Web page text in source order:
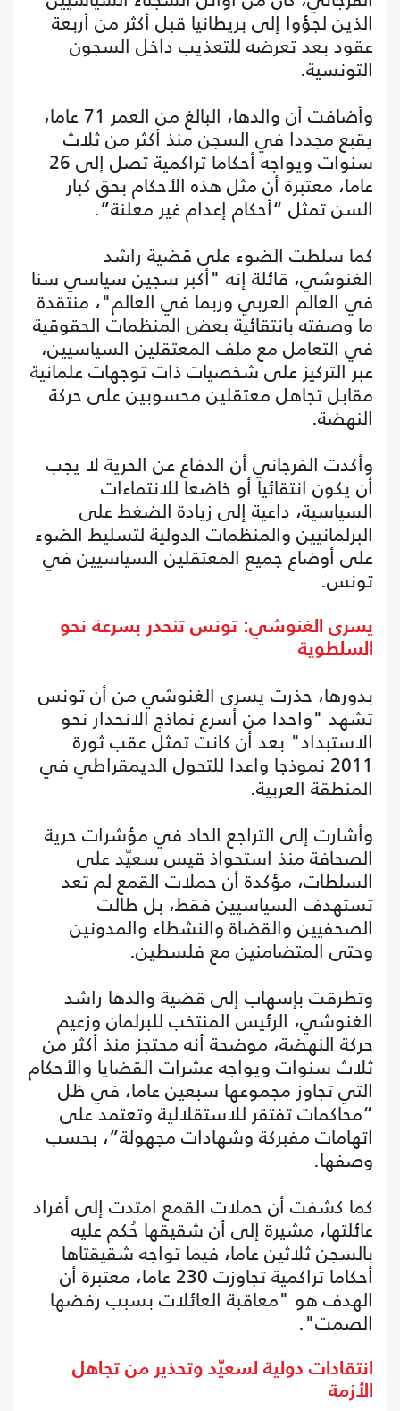
الذين لجؤوا إلى بريطانيا قبل أكثر من أربعة
عقود بعد تعرضه للتعذيب داخل السجون
التونسية.
وأضافت أن والدها، البالغ من العمر 71 عاما،
يقبع مجددا في السجن منذ أكثر من ثلاث
سنوات ويواجه أحكاما تراكمية تصل إلى 26
عاما، معتبرة أن مثل هذه الأحكام بحق كبار
السن تمثل “أحكام إعدام غير معلنة”.
كما سلطت الضوء على قضية راشد
الغنوشي، قائلة إنه "أكبر سجين سياسي سنا
في العالم العربي وربما في العالم"، منتقدة
ما وصفته بانتقائية بعض المنظمات الحقوقية
في التعامل مع ملف المعتقلين السياسيين،
عبر التركيز على شخصيات ذات توجهات علمانية
مقابل تجاهل معتقلين محسوبين على حركة
النهضة.
وأكدت الفرجاني أن الدفاع عن الحرية لا يجب
أن يكون انتقائيا أو خاضعا للانتماءات
السياسية، داعية إلى زيادة الضغط على
البرلمانيين والمنظمات الدولية لتسليط الضوء
على أوضاع جميع المعتقلين السياسيين في
تونس.
يسرى الغنوشي: تونس تنحدر بسرعة نحو
السلطوية
بدورها، حذرت يسرى الغنوشي من أن تونس
تشهد "واحدا من أسرع نماذج الانحدار نحو
الاستبداد" بعد أن كانت تمثل عقب ثورة
2011 نموذجا واعدا للتحول الديمقراطي في
المنطقة العربية.
وأشارت إلى التراجع الحاد في مؤشرات حرية
الصحافة منذ استحواذ قيس سعيّد على
السلطات، مؤكدة أن حملات القمع لم تعد
تستهدف السياسيين فقط، بل طالت
الصحفيين والقضاة والنشطاء والمدونين
وحتى المتضامنين مع فلسطين.
وتطرقت بإسهاب إلى قضية والدها راشد
الغنوشي، الرئيس المنتخب للبرلمان وزعيم
حركة النهضة، موضحة أنه محتجز منذ أكثر من
ثلاث سنوات ويواجه عشرات القضايا والأحكام
التي تجاوز مجموعها سبعين عاما، في ظل
“محاكمات تفتقر للاستقلالية وتعتمد على
اتهامات مفبركة وشهادات مجهولة”، بحسب
وصفها.
كما كشفت أن حملات القمع امتدت إلى أفراد
عائلتها، مشيرة إلى أن شقيقها حُكم عليه
بالسجن ثلاثين عاما، فيما تواجه شقيقتاها
أحكاما تراكمية تجاوزت 230 عاما، معتبرة أن
الهدف هو "معاقبة العائلات بسبب رفضها
الصمت".
انتقادات دولية لسعيّد وتحذير من تجاهل
الأزمة